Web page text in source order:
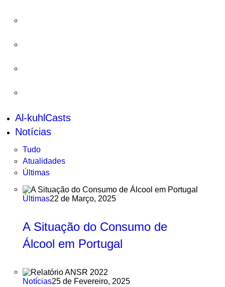
Al-kuhlCasts
Notícias
Tudo
Atualidades
Últimas
Últimas22 de Março, 2025
A Situação do Consumo de
Álcool em Portugal
Notícias25 de Fevereiro, 2025